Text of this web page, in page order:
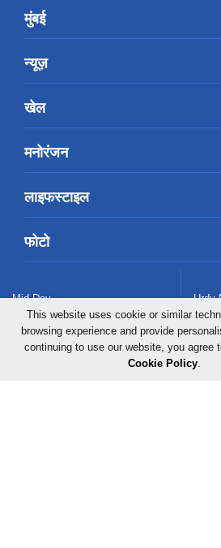
मुंबई
न्यूज़
खेल
मनोरंजन
लाइफस्टाइल
फोटो
Mid-Day
Gujarathi Mid-Day
Urdu
This website uses cookie or similar
browsing experience and provide
continuing to use our website, you agree
Cookie Policy.